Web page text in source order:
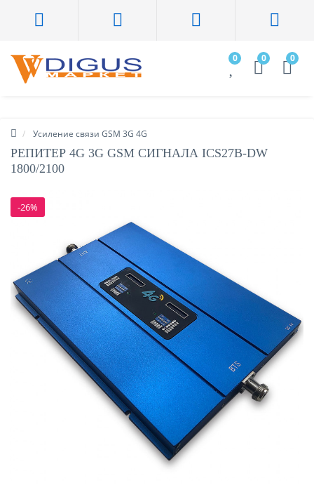
0 0 0
Усиление связи GSM 3G 4G
РЕПИТЕР 4G 3G GSM СИГНАЛА ICS27B-DW
1800/2100
-26%